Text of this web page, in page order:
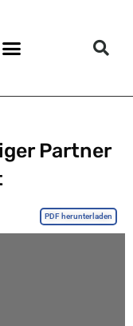
Partner
PDF herunterladen